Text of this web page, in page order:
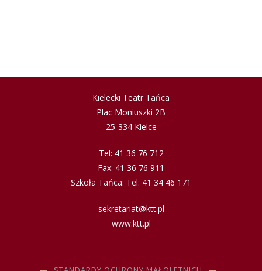
Kielecki Teatr Tańca
Plac Moniuszki 2B
25-334 Kielce
Tel: 41 36 76 712
Fax: 41 36 76 911
Szkoła Tańca: Tel: 41 34 46 171
sekretariat@ktt.pl
www.ktt.pl